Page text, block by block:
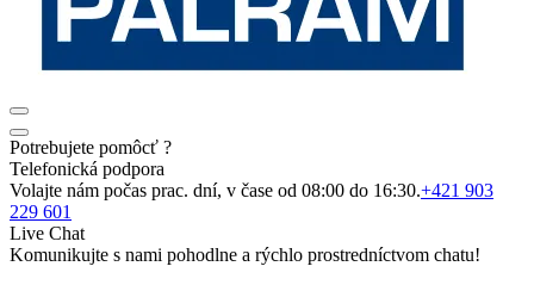
Potrebujete pomôcť ?
Telefonická podpora
Volajte nám počas prac. dní, v čase od 08:00 do 16:30.+421 903
229 601
Live Chat
Komunikujte s nami pohodlne a rýchlo prostredníctvom chatu!